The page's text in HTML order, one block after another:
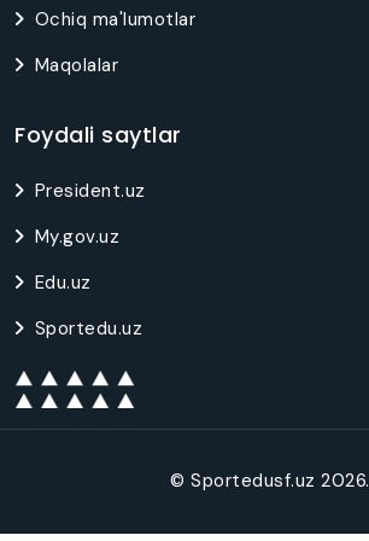
Ochiq ma'lumotlar
Maqolalar
Foydali saytlar
President.uz
My.gov.uz
Edu.uz
Sportedu.uz
© Sportedusf.uz2026.